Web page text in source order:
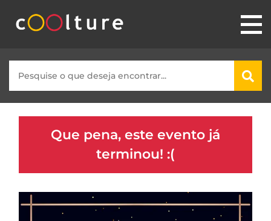
Que pena, este evento já
terminou! :(